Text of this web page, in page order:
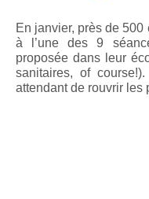
En janvier, près de 500
à l’une des 9
proposée dans leur
sanitaires, of
attendant de rouvrir les